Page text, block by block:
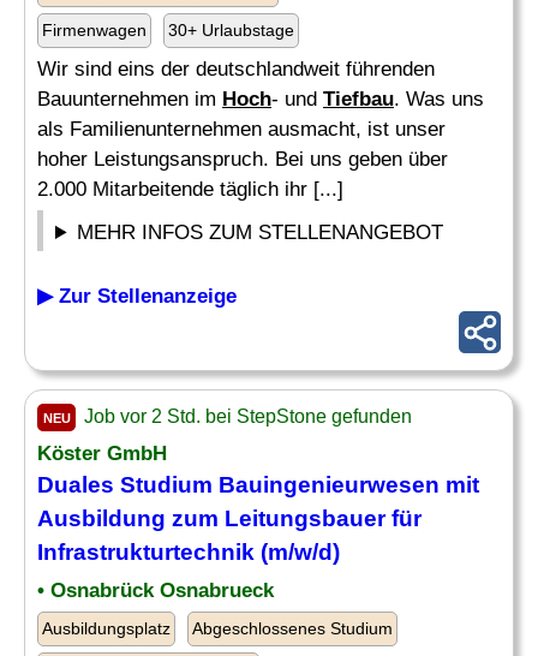
Firmenwagen 30+ Urlaubstage
Wir sind eins der deutschlandweit führenden
Bauunternehmen im Hoch- und Tiefbau. Was uns
als Familienunternehmen ausmacht, ist unser
hoher Leistungsanspruch. Bei uns geben über
2.000 Mitarbeitende täglich ihr [...]
MEHR INFOS ZUM STELLENANGEBOT
▶ Zur Stellenanzeige
NEU Job vor 2 Std. bei StepStone gefunden
Köster GmbH
Duales Studium Bauingenieurwesen mit
Ausbildung zum Leitungsbauer für
Infrastrukturtechnik (m/w/d)
• Osnabrück Osnabrueck
Ausbildungsplatz Abgeschlossenes Studium